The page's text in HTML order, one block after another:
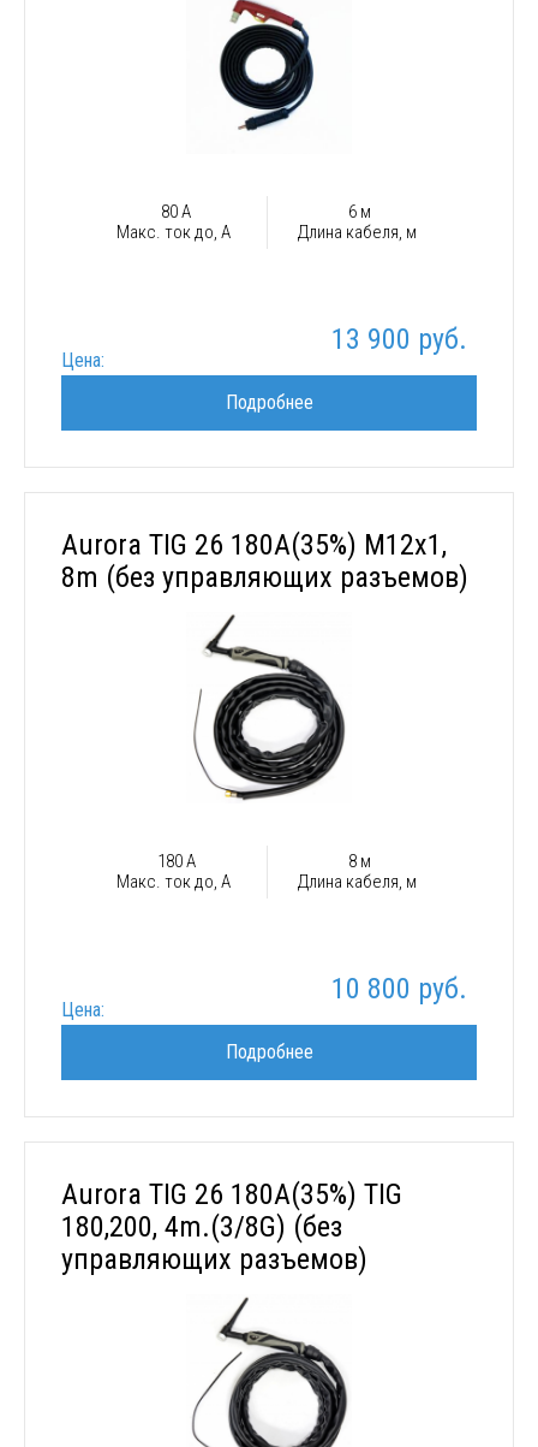
80 А
Макс. ток до, А
6 м
Длина кабеля, м
Цена:
13 900 руб.
Подробнее
Aurora TIG 26 180A(35%) M12x1,
8m (без управляющих разъемов)
180 А
Макс. ток до, А
8 м
Длина кабеля, м
Цена:
10 800 руб.
Подробнее
Aurora TIG 26 180A(35%) TIG
180,200, 4m.(3/8G) (без
управляющих разъемов)